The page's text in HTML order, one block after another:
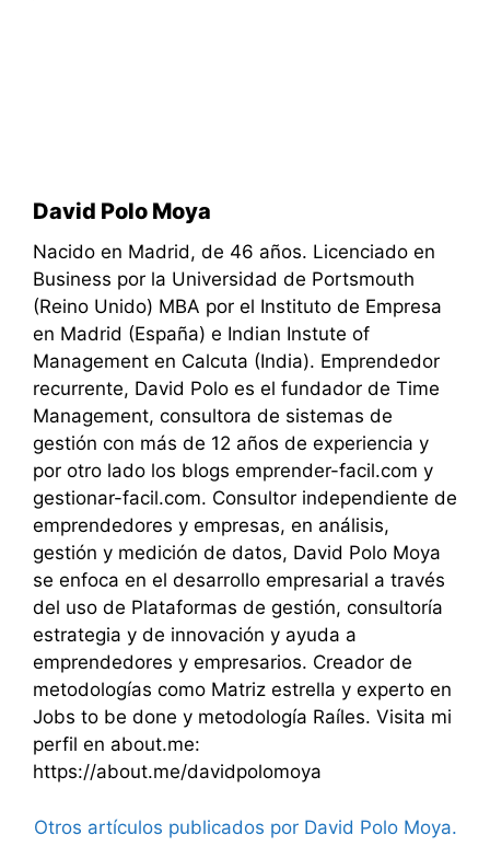
David Polo Moya
Nacido en Madrid, de 46 años. Licenciado en
Business por la Universidad de Portsmouth
(Reino Unido) MBA por el Instituto de Empresa
en Madrid (España) e Indian Instute of
Management en Calcuta (India). Emprendedor
recurrente, David Polo es el fundador de Time
Management, consultora de sistemas de
gestión con más de 12 años de experiencia y
por otro lado los blogs emprender-facil.com y
gestionar-facil.com. Consultor independiente de
emprendedores y empresas, en análisis,
gestión y medición de datos, David Polo Moya
se enfoca en el desarrollo empresarial a través
del uso de Plataformas de gestión, consultoría
estrategia y de innovación y ayuda a
emprendedores y empresarios. Creador de
metodologías como Matriz estrella y experto en
Jobs to be done y metodología Raíles. Visita mi
perfil en about.me:
https://about.me/davidpolomoya
Otros artículos publicados por David Polo Moya.